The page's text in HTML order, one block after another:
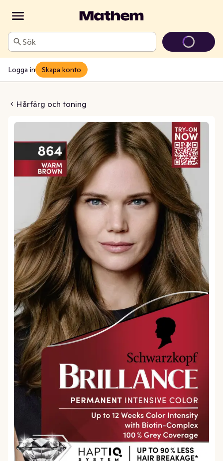
Sök
Logga in Skapa konto
Hårfärg och toning
Warm Brown